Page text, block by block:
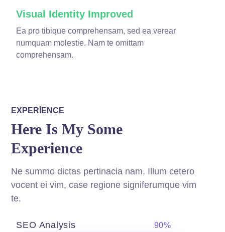
Visual Identity Improved
Ea pro tibique comprehensam, sed ea verear
numquam molestie. Nam te omittam
comprehensam.
EXPERIENCE
Here Is My Some
Experience
Ne summo dictas pertinacia nam. Illum cetero
vocent ei vim, case regione signiferumque vim
te.
SEO Analysis 90%